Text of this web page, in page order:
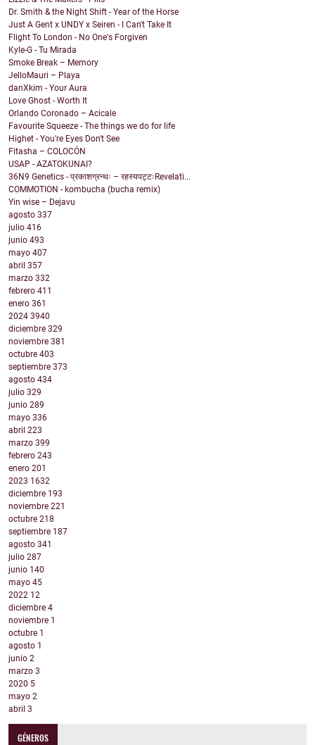
Dr. Smith & the Night Shift - Year of the Horse
Just A Gent x UNDY x Seiren - I Can't Take It
Flight To London - No One's Forgiven
Kyle-G - Tu Mirada
Smoke Break – Memory
JelloMauri – Playa
danXkim - Your Aura
Love Ghost - Worth It
Orlando Coronado – Acicale
Favourite Squeeze - The things we do for life
Highet - You're Eyes Don't See
Fitasha – COLOCÓN
USAP - AZATOKUNAI?
36N9 Genetics - प्रकाशग्रन्थः – रहस्यपट्टःRevelati...
COMMOTION - kombucha (bucha remix)
Yin wise – Dejavu
agosto 337
julio 416
junio 493
mayo 407
abril 357
marzo 332
febrero 411
enero 361
2024 3940
diciembre 329
noviembre 381
octubre 403
septiembre 373
agosto 434
julio 329
junio 289
mayo 336
abril 223
marzo 399
febrero 243
enero 201
2023 1632
diciembre 193
noviembre 221
octubre 218
septiembre 187
agosto 341
julio 287
junio 140
mayo 45
2022 12
diciembre 4
noviembre 1
octubre 1
agosto 1
junio 2
marzo 3
2020 5
mayo 2
abril 3
GÉNEROS